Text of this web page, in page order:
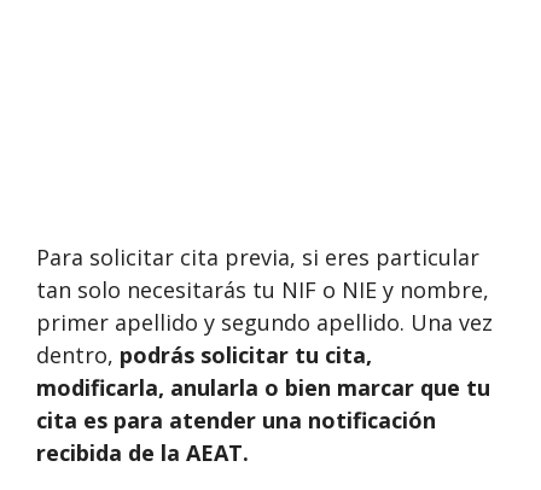
Para solicitar cita previa, si eres particular
tan solo necesitarás tu NIF o NIE y nombre,
primer apellido y segundo apellido. Una vez
dentro, podrás solicitar tu cita,
modificarla, anularla o bien marcar que tu
cita es para atender una notificación
recibida de la AEAT.